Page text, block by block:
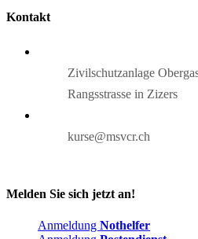
Kontakt
Zivilschutzanlage
Rangsstrasse in Zizers
kurse@msvcr.ch
Melden Sie sich jetzt an!
Anmeldung Nothelfer